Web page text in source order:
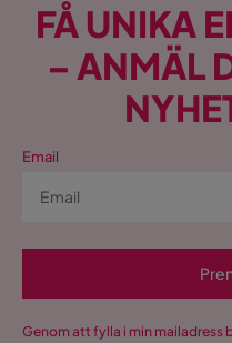
FÅ UNIKA
– ANMÄL
Email
Genom att fylla i min mailadress